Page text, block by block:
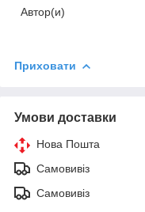
Автор(и)
Приховати
Умови доставки
Нова Пошта
Самовивіз
Самовивіз